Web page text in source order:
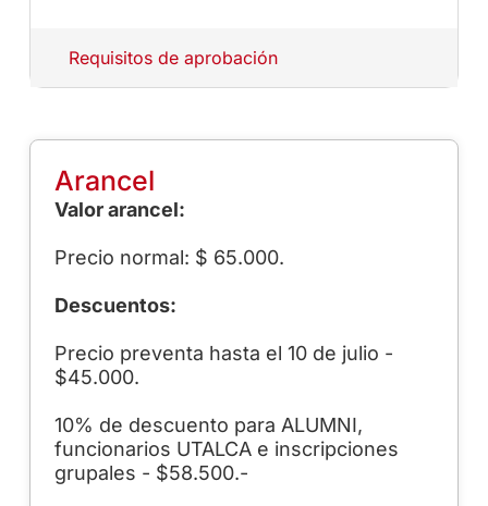
Requisitos de aprobación
Arancel
Valor arancel:
Precio normal: $ 65.000.
Descuentos:
Precio preventa hasta el 10 de julio -
$45.000.
10% de descuento para ALUMNI,
funcionarios UTALCA e inscripciones
grupales - $58.500.-